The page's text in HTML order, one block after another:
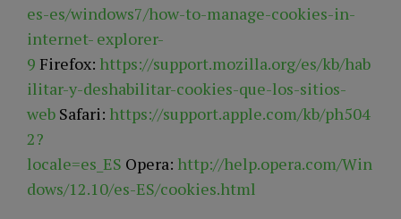
es-es/windows7/how-to-manage-cookies-in-
internet- explorer-
9 Firefox: https://support.mozilla.org/es/kb/hab
ilitar-y-deshabilitar-cookies-que-los-sitios-
web Safari: https://support.apple.com/kb/ph504
2?
locale=es_ES Opera: http://help.opera.com/Win
dows/12.10/es-ES/cookies.html